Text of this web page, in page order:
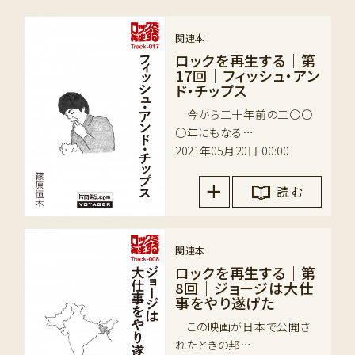
関連本
ロックを再生する｜第
17回｜フィッシュ・アン
ド・チップス
今から二十年前の二〇〇
〇年にもなる…
2021年05月20日 00:00
読 む
関連本
ロックを再生する｜第
8回｜ジョージは大仕
事をやり遂げた
この映画が日本で公開さ
れたときの邦…